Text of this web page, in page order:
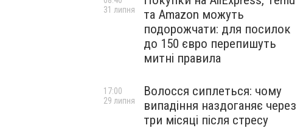
та Amazon можуть
подорожчати: для посилок
до 150 євро перепишуть
митні правила
31 липня
Волосся сиплеться: чому
випадіння наздоганяє через
три місяці після стресу
17:00
29 липня